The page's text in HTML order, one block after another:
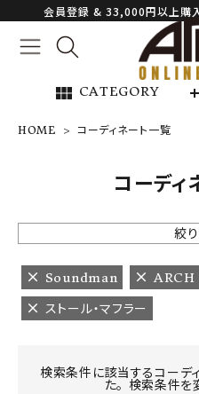
会員登録 & 33,000円以上購入
view_module CATEGORY
NEW ARRIVAL
ARCH EXCLUSIVE
BRAND
CATEGORY
HOME コーディネート一覧
コーディ
絞
Soundman
ARCH
ストール・マフラー
検索条件に該当するコーデ
た。 検索条件を